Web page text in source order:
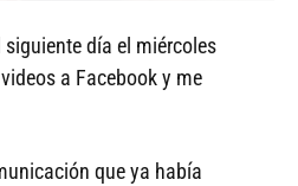
día el miércoles
a Facebook y me
que ya había